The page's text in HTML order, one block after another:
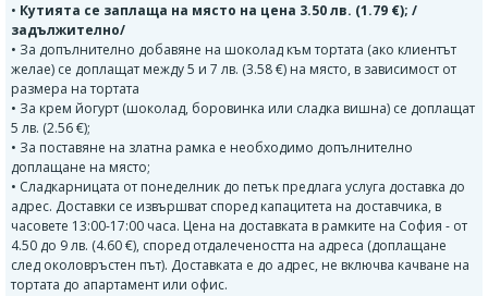
• Кутията се заплаща на място на цена 3.50 лв. (1.79 €); /
задължително/
• За допълнително добавяне на шоколад към тортата (ако клиентът
желае) се доплащат между 5 и 7 лв. (3.58 €) на място, в зависимост от
размера на тортата
• За крем йогурт (шоколад, боровинка или сладка вишна) се доплащат
5 лв. (2.56 €);
• За поставяне на златна рамка е необходимо допълнително
доплащане на място;
• Сладкарницата от понеделник до петък предлага услуга доставка до
адрес. Доставки се извършват според капацитета на доставчика, в
часовете 13:00-17:00 часа. Цена на доставката в рамките на София - от
4.50 до 9 лв. (4.60 €), според отдалечеността на адреса (доплащане
след околовръстен път). Доставката е до адрес, не включва качване на
тортата до апартамент или офис.